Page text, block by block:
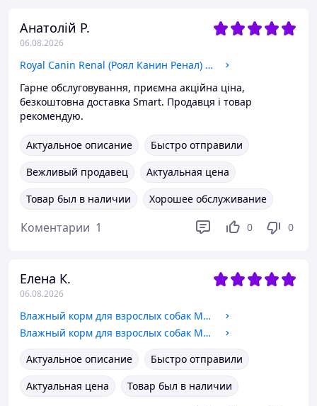
Анатолій Р.
06.08.2026
Royal Сanin Renal (Роял Канин Ренал) сухой корм для кошек с хронической почечной недостаточностью, 400 гр
Гарне обслуговування, приємна акційна ціна,
безкоштовна доставка Smart. Продавця і товар
рекомендую.
Актуальное описание
Быстро отправили
Вежливый продавец
Актуальная цена
Товар был в наличии
Хорошее обслуживание
Коментарии 1 0 0
Елена К.
06.08.2026
Влажный корм для взрослых собак Мясная миска кусочки в соусе с индейкой 1240 гр
Влажный корм для взрослых собак Мясная миска кусочки в соусе с курицей 1240 гр
Актуальное описание
Быстро отправили
Актуальная цена
Товар был в наличии